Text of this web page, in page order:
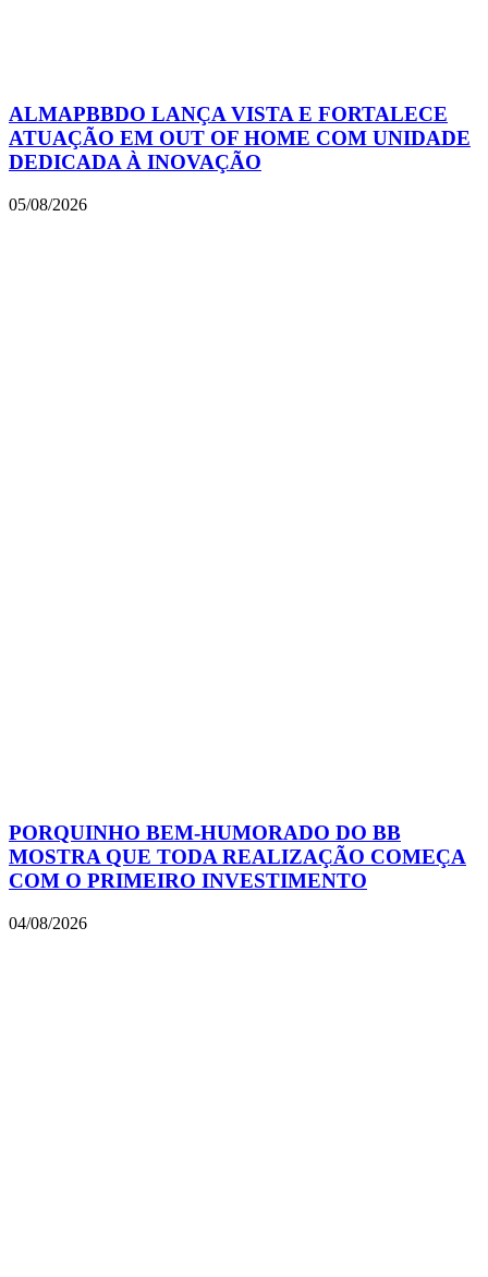
ALMAPBBDO LANÇA VISTA E FORTALECE
ATUAÇÃO EM OUT OF HOME COM UNIDADE
DEDICADA À INOVAÇÃO
05/08/2026
PORQUINHO BEM-HUMORADO DO BB
MOSTRA QUE TODA REALIZAÇÃO COMEÇA
COM O PRIMEIRO INVESTIMENTO
04/08/2026